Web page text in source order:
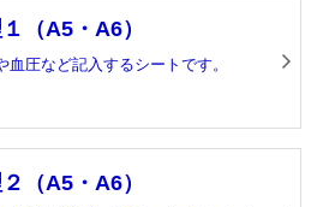
（A5・A6）
血圧など記入するシートです。
（A5・A6）